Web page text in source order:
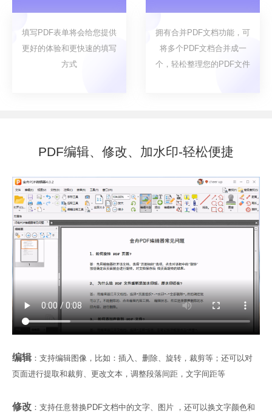
填写PDF表单将会给您提供
更好的体验和更快速的填写
方式
拥有合并PDF文档功能，可
将多个PDF文档合并成一
个，轻松整理您的PDF文件
PDF编辑、修改、加水印-轻松便捷
编辑：支持编辑图像，比如：插入、删除、旋转，裁剪等；还可以对
页面进行提取和裁剪、更改文本，调整段落间距，文字间距等
修改 ：支持任意替换PDF文档中的文字、图片 ，还可以换文字颜色和